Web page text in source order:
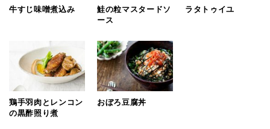
牛すじ味噌煮込み
鮭の粒マスタードソ
ース
ラタトゥイユ
鶏手羽肉とレンコン
の黒酢照り煮
おぼろ豆腐丼